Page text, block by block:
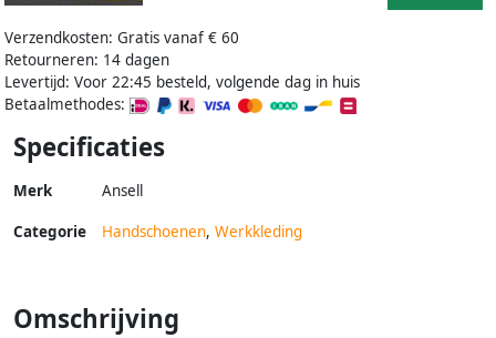
Verzendkosten: Gratis vanaf € 60
Retourneren: 14 dagen
Levertijd: Voor 22:45 besteld, volgende dag in huis
Betaalmethodes:
Specificaties
Merk Ansell
Categorie Handschoenen, Werkkleding
Omschrijving